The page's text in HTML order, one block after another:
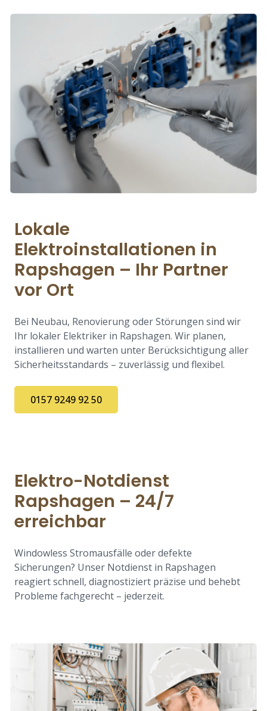
Lokale
Elektroinstallationen in
Rapshagen – Ihr Partner
vor Ort
Bei Neubau, Renovierung oder Störungen sind wir
Ihr lokaler Elektriker in Rapshagen. Wir planen,
installieren und warten unter Berücksichtigung aller
Sicherheitsstandards – zuverlässig und flexibel.
0157 9249 92 50
Elektro-Notdienst
Rapshagen – 24/7
erreichbar
Windowless Stromausfälle oder defekte
Sicherungen? Unser Notdienst in Rapshagen
reagiert schnell, diagnostiziert präzise und behebt
Probleme fachgerecht – jederzeit.